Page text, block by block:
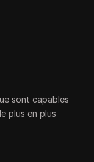
sont capables
plus en plus